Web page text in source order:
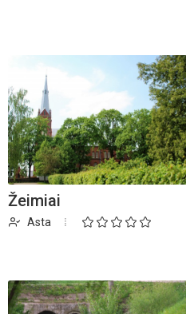
Žeimiai
Asta